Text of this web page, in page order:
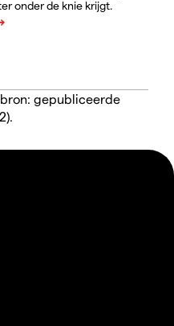
onder de knie krijgt.
gepubliceerde